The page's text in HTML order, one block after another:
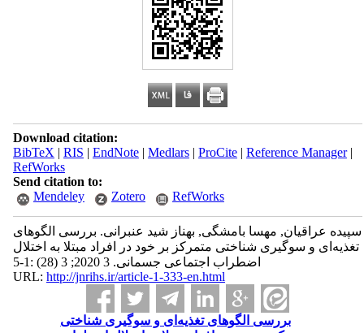
Download citation:
BibTeX | RIS | EndNote| Medlars| ProCite| Reference Manager|
RefWorks
Send citation to:
Mendeley
Zotero RefWorks
سپیده عراقیان, مهسا بامشگی, بهناز شید عنبرانی. بررسی الگوهای
تغذیه‌ای و سوگیری شناختی متمرکز بر خود در افراد مبتلا به اختلال
اضطراب اجتماعی جسمانی. 3 2020; 3 (28) :1-5
URL: http://jnrihs.ir/article-1-333-en.html
بررسی الگوهای تغذیه‌ای و سوگیری شناختی